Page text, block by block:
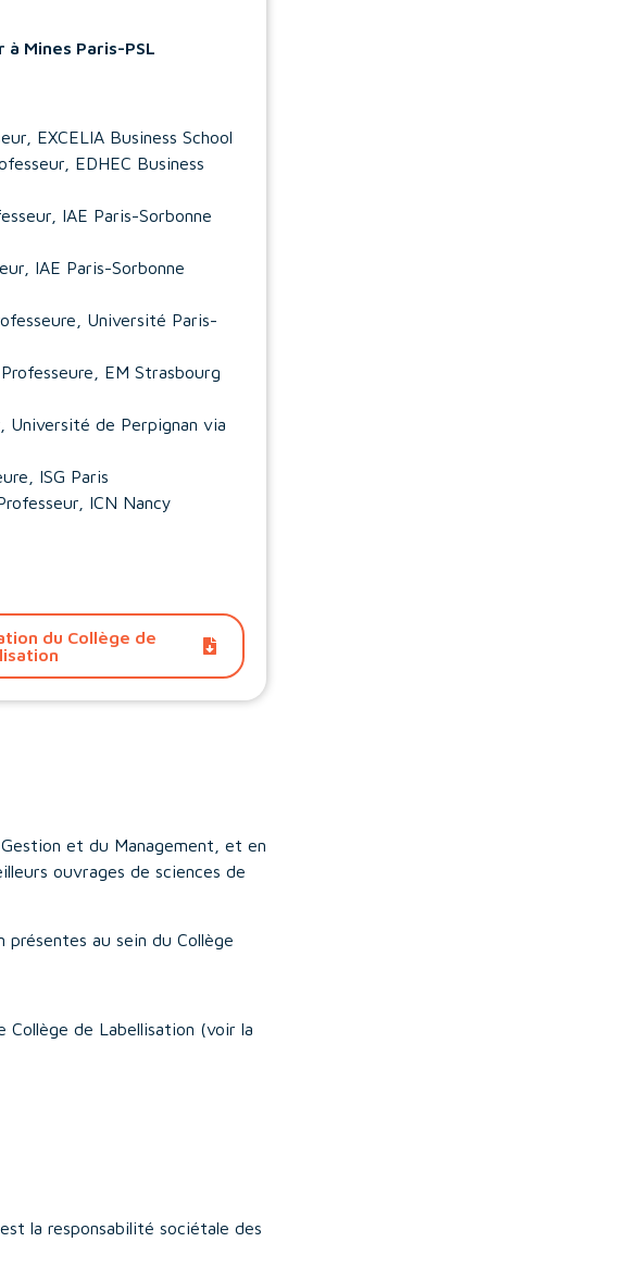
à Mines Paris-PSL
EXCELIA Business School
EDHEC Business
IAE Paris-Sorbonne
IAE Paris-Sorbonne
Université Paris-
EM Strasbourg
Université de Perpignan via
ISG Paris
ICN Nancy
du Collège de
et du Management, et en
ouvrages de sciences de
au sein du Collège
Collège de Labellisation (voir la
la responsabilité sociétale des